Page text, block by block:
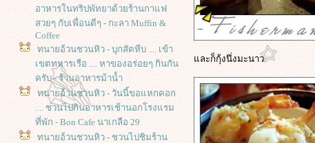
อาหารในทริปพัทยาด้วยร้านกาแฟ
สวยๆ กับเพื่อนดีๆ - กะลา Muffin &
Coffee
ทนายอ้วนชวนหิว - บุกสัตหีบ .... เข้า
เขตทหารเรือ .... หาของอร่อยๆ กินกัน
ครับ - ร้านอาหารม้าน้ำ
ทนายอ้วนชวนหิว - วันนี้ขอแหกคอก
.... ชวนไปกินอาหารเช้านอกโรงแรม
ที่พัก - Bon Cafe นาเกลือ 29
ทนายอ้วนชวนหิว - ชวนไปชิมร้าน
ละก็กุ้งนึ่งมะนาว